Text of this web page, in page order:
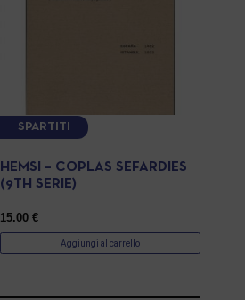
SPARTITI
HEMSI – COPLAS SEFARDIES
(9TH SERIE)
15.00€
Aggiungi al carrello